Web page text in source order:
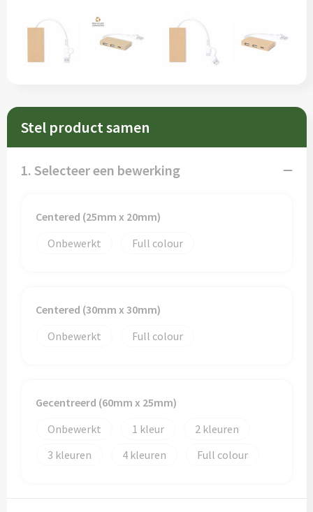
Snoepgoed
Veiligheid, Auto en Fiets
Vrije tijd en Strand
Waterflesjes
Themapakketten
Veiligheidsvesten en Veiligheidshesjes
Vesten
Werkkleding sets
Gereedschap
Gehoorbescherming
Stel product samen
1. Selecteer een bewerking
Centered (25mm x 20mm)
Onbewerkt
Full colour
Centered (30mm x 30mm)
Onbewerkt
Full colour
Gecentreerd (60mm x 25mm)
Onbewerkt
1
2
3
4 Full colour